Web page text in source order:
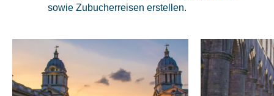
sowie Zubucherreisen erstellen.